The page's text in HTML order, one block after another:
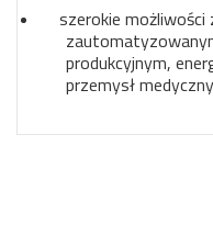
szerokie możliwości
produkcyjnym,
przemysł